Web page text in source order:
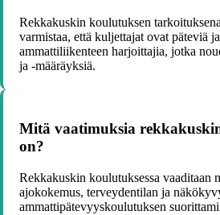
Rekkakuskin koulutuksen
varmistaa, että kuljettajat ovat päteviä
ammattiliikenteen harjoittajia, jotka
ja -määräyksiä.
Mitä vaatimuksia
on?
Rekkakuskin koulutuksessa vaaditaan
ajokokemus, terveydentilan ja
ammattipätevyyskoulutuksen